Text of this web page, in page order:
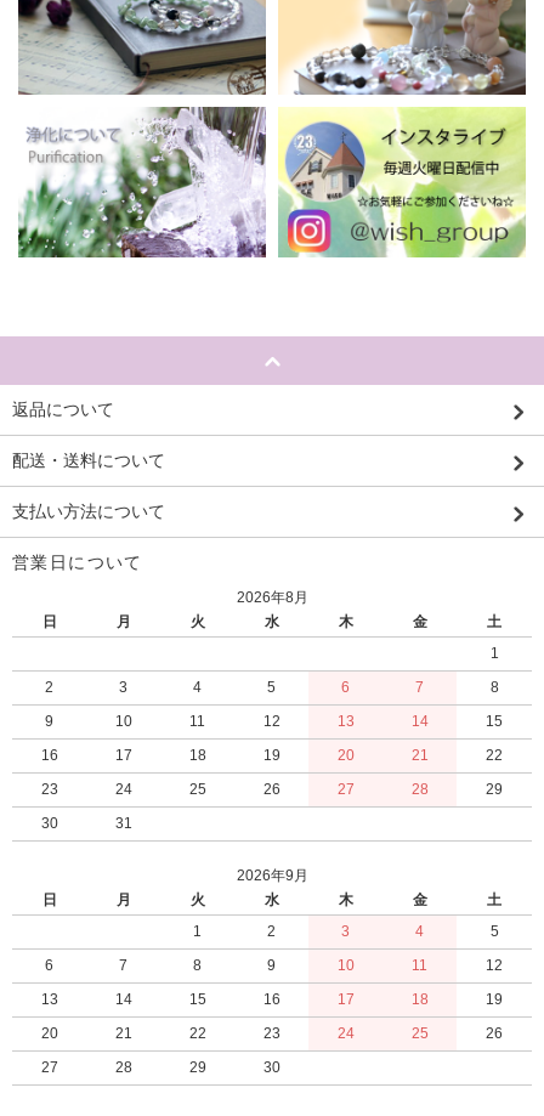
返品について
配送・送料について
支払い方法について
営業日について
2026年8月
日
月 火 水 木 金
土
1
2
3 4 5 6 7
8
9
10 11 12 13 14
15
16
17 18 19 20 21
22
23
24 25 26 27 28
29
30
31
2026年9月
日
月 火 水 木 金
土
1
2 3 4
5
6
7 8 9 10 11
12
13
14 15 16 17 18
19
20
21 22 23 24 25
26
27
28 29 30